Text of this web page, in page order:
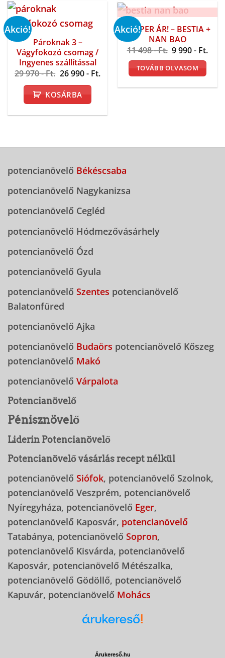
Akció!
Pároknak 3 –
Vágyfokozó csomag /
Ingyenes szállítással
29 970- Ft. Original
was:
29
970 -
26 990- Ft.Current
KOSÁRBA
Akció!ELFOGYOTT
SZUPER ÁR! – BESTIA +
NAN BAO
11 498- Ft. Original
price
was:
11
498 -
Ft..
9 990- Ft.
Ft..
TOVÁBB OLVASOM
potencianövelő Békéscsaba
potencianövelő Nagykanizsa
potencianövelő Cegléd
potencianövelő Hódmezővásárhely
potencianövelő Ózd
potencianövelő Gyula
potencianövelő Szentes potencianövelő
Balatonfüred
potencianövelő Ajka
potencianövelő Budaörs potencianövelő Kőszeg
potencianövelő Makó
potencianövelő Várpalota
Potencianövelő
Pénisznövelő
Liderin Potencianövelő
Potencianövelő vásárlás recept nélkül
potencianövelő Siófok, potencianövelő Szolnok,
potencianövelő Veszprém, potencianövelő
Nyíregyháza, potencianövelő Eger,
potencianövelő Kaposvár, potencianövelő
Tatabánya, potencianövelő Sopron,
potencianövelő Kisvárda, potencianövelő
Kaposvár, potencianövelő Métészalka,
potencianövelő Gödöllő, potencianövelő
Kapuvár, potencianövelő Mohács
Árukereső.hu